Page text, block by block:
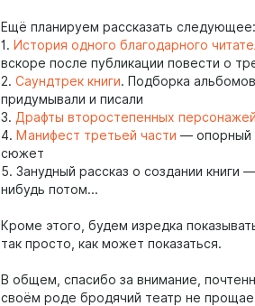
Ещё планируем рассказать следующее:
1. История одного благодарного
вскоре после публикации повести о
2. Саундтрек книги. Подборка
придумывали и писали
3. Драфты второстепенных
4. Манифест третьей части — опорный
сюжет
5. Занудный рассказ о создании
нибудь потом...
Кроме этого, будем изредка
так просто, как может показаться.
В общем, спасибо за внимание,
своём роде бродячий театр не